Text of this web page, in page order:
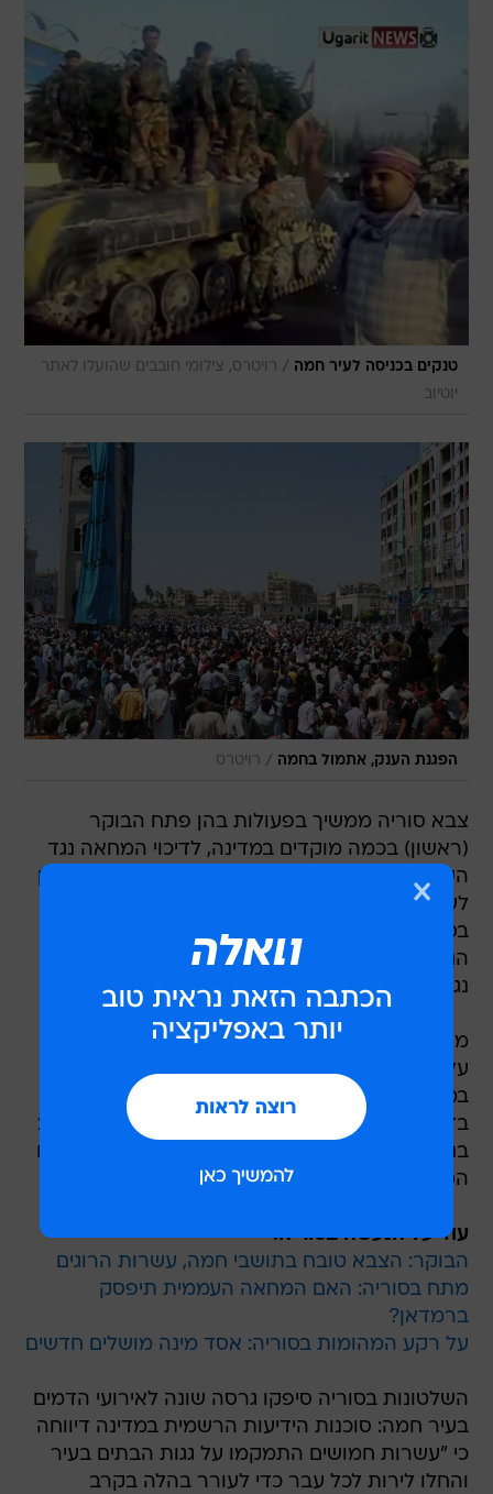
טנקים בכניסה לעיר חמה / רויטרס, צילומי חובבים שהועלו לאתר
יוטיוב
הפגנת הענק, אתמול בחמה / רויטרס
צבא סוריה ממשיך בפעולות בהן פתח הבוקר
(ראשון) בכמה מוקדים במדינה, לדיכוי המחאה נגד
השלטון. מספר ההרוגים ממשיך להאמיר, ועומד נכון
לשעות אחר הצהריים, על פי גורמי זכויות אדם
בסוריה, על 136 בני אדם. מדובר במספר ההרוגים
הגבוה ביותר ביום אחד מאז שפרצה ההתקוממות
נגד משטרו של הנשיא בשאר אסד.
מוקד הטבח העיקרי ממשיך להיות העיר חמה, שם
עלה מניין ההרוגים ללפחות 100 מאז שעות הבוקר.
במקביל, מתנהלת מתקפה על מתנגדי השלטון גם
בדיר א-זור שבמזרח המדינה, ושם נהרגו לפחות 20
בני אדם. הרוגים נוספים נמנו בעיר בוכמאל שבמזרח
המדינה ובעיר חארק שבדרומה.
עוד על הנעשה בסוריה:
הבוקר: הצבא טובח בתושבי חמה, עשרות הרוגים
מתח בסוריה: האם המחאה העממית תיפסק
ברמדאן?
על רקע המהומות בסוריה: אסד מינה מושלים חדשים
השלטונות בסוריה סיפקו גרסה שונה לאירועי הדמים
בעיר חמה: סוכנות הידיעות הרשמית במדינה דיווחה
כי "עשרות חמושים התמקמו על גגות הבתים בעיר
והחלו לירות לכל עבר כדי לעורר בהלה בקרב